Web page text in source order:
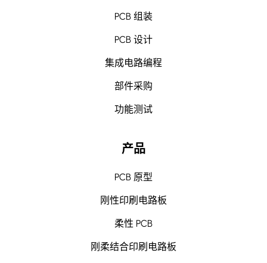
PCB 组装
PCB 设计
集成电路编程
部件采购
功能测试
产品
PCB 原型
刚性印刷电路板
柔性 PCB
刚柔结合印刷电路板